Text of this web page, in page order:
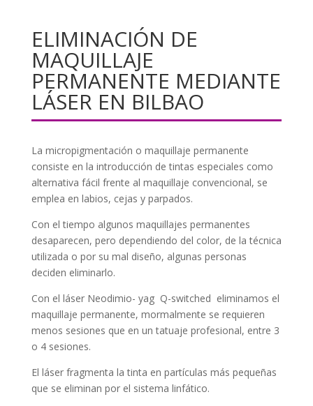
ELIMINACIÓN DE
MAQUILLAJE
PERMANENTE MEDIANTE
LÁSER EN BILBAO
La micropigmentación o maquillaje permanente
consiste en la introducción de tintas especiales como
alternativa fácil frente al maquillaje convencional, se
emplea en labios, cejas y parpados.
Con el tiempo algunos maquillajes permanentes
desaparecen, pero dependiendo del color, de la técnica
utilizada o por su mal diseño, algunas personas
deciden eliminarlo.
Con el láser Neodimio- yag Q-switched eliminamos el
maquillaje permanente, mormalmente se requieren
menos sesiones que en un tatuaje profesional, entre 3
o 4 sesiones.
El láser fragmenta la tinta en partículas más pequeñas
que se eliminan por el sistema linfático.